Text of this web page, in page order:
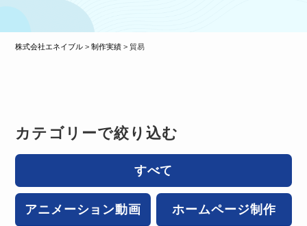
株式会社エネイブル >制作実績 > 貿易
カテゴリーで絞り込む
すべて
アニメーション動画 ホームページ制作